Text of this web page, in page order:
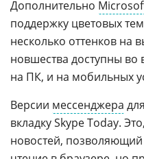
Дополнительно
поддержку цветовых
несколько оттенков на
новшества доступны во
на ПК, и на мобильных
Версии мессенджера для
вкладку Skype Today.
новостей, позволяющий